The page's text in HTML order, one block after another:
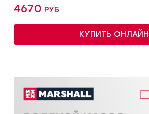
4670 руб
КУПИТЬ ОНЛАЙН